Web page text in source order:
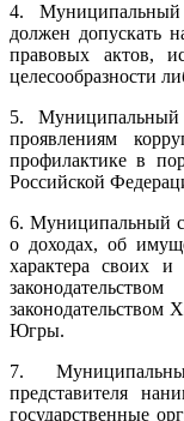
4.
должен допускать
правовых актов,
целесообразности
5. Муниципальный
проявлениям
профилактике в
Российской
6. Муниципальный
о доходах, об
характера своих
законодательством
Югры.
7.
представителя
государственные